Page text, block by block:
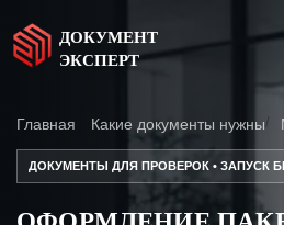
ДОКУМЕНТ
ЭКСПЕРТ
Главная Какие документы нужны
ДОКУМЕНТЫ ДЛЯ ПРОВЕРОК • ЗАПУСК